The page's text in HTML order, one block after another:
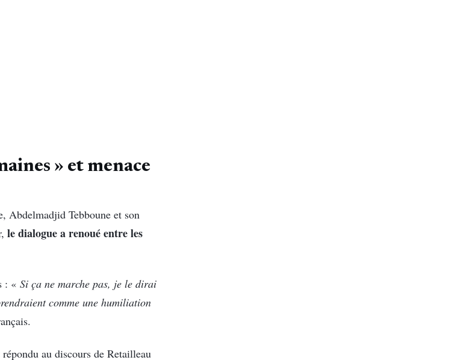
» et menace
Abdelmadjid Tebboune et son
le dialogue a renoué entre les
: « Si ça ne marche pas, je le dirai
comme une humiliation
au discours de Retailleau